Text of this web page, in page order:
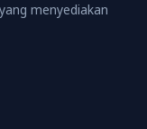
menyediakan